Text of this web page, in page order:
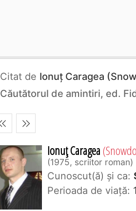
Citat de Ionuț Caragea
Căutătorul de amintiri, ed.
Ionuț Caragea
1975, scriitor roman
Cunoscut(ă) și ca:
Perioada de viaţă: